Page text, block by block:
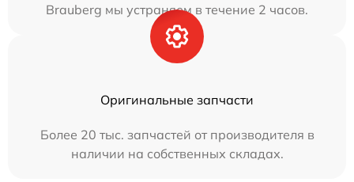
Brauberg мы устраняем в течение 2 часов.
Оригинальные запчасти
Более 20 тыс. запчастей от производителя в
наличии на собственных складах.